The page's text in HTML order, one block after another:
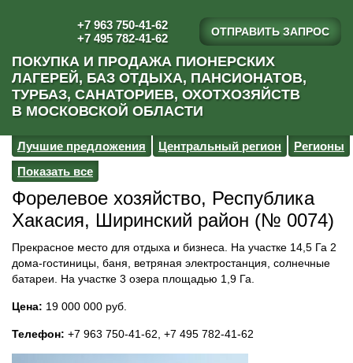
ОТПРАВИТЬ ЗАПРОС
+7 963 750-41-62
+7 495 782-41-62
ПОКУПКА И ПРОДАЖА ПИОНЕРСКИХ
ЛАГЕРЕЙ, БАЗ ОТДЫХА, ПАНСИОНАТОВ,
ТУРБАЗ, САНАТОРИЕВ, ОХОТХОЗЯЙСТВ
В МОСКОВСКОЙ ОБЛАСТИ
Лучшие предложения Центральный регион
Регионы
Показать все
Форелевое хозяйство, Республика
Хакасия, Ширинский район (№ 0074)
Прекрасное место для отдыха и бизнеса. На участке 14,5 Га 2
дома-гостиницы, баня, ветряная электростанция, солнечные
батареи. На участке 3 озера площадью 1,9 Га.
Цена: 19 000 000 руб.
Телефон: +7 963 750-41-62, +7 495 782-41-62